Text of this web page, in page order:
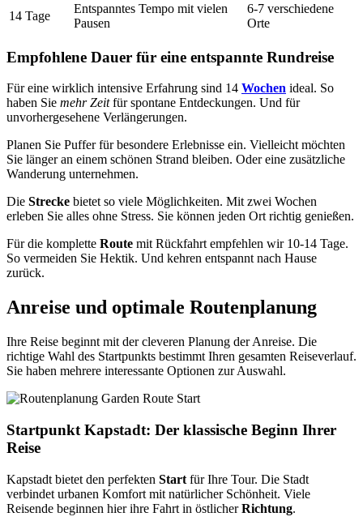
14 Tage
Entspanntes Tempo mit vielen
Pausen
6-7 verschiedene
Orte
Empfohlene Dauer für eine entspannte Rundreise
Für eine wirklich intensive Erfahrung sind 14 Wochen ideal. So
haben Sie mehr Zeitfür spontane Entdeckungen. Und für
unvorhergesehene Verlängerungen.
Planen Sie Puffer für besondere Erlebnisse ein. Vielleicht möchten
Sie länger an einem schönen Strand bleiben. Oder eine zusätzliche
Wanderung unternehmen.
Die Strecke bietet so viele Möglichkeiten. Mit zwei Wochen
erleben Sie alles ohne Stress. Sie können jeden Ort richtig genießen.
Für die komplette Route mit Rückfahrt empfehlen wir 10-14 Tage.
So vermeiden Sie Hektik. Und kehren entspannt nach Hause
zurück.
Anreise und optimale Routenplanung
Ihre Reise beginnt mit der cleveren Planung der Anreise. Die
richtige Wahl des Startpunkts bestimmt Ihren gesamten Reiseverlauf.
Sie haben mehrere interessante Optionen zur Auswahl.
Startpunkt Kapstadt: Der klassische Beginn Ihrer
Reise
Kapstadt bietet den perfekten Start für Ihre Tour. Die Stadt
verbindet urbanen Komfort mit natürlicher Schönheit. Viele
Reisende beginnen hier ihre Fahrt in östlicherRichtung.